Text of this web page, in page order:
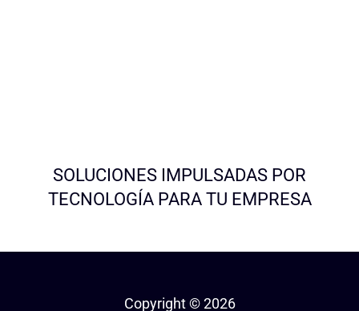
SOLUCIONES IMPULSADAS POR
TECNOLOGÍA PARA TU EMPRESA
Copyright © 2026